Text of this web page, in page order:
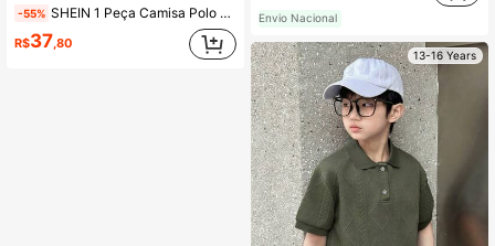
-55% SHEIN 1 Peça Camisa Polo de Malha de Estampa Digital de Ajuste Folgado Estilo Retrô Americano Casual e Versátil, Melhor Opção para a Primavera e Volta às Aulas para Meninos Adolescentes
R$37,80
Envio Nacional
13-16 Years